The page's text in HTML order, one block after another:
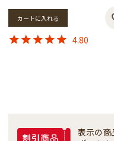
カートに入れる
4.80
表示の商